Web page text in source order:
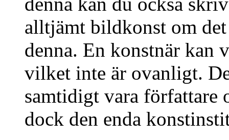
alltjämt bildkonst om
denna. En konstnär kan
vilket inte är ovanligt.
samtidigt vara författare
dock den enda